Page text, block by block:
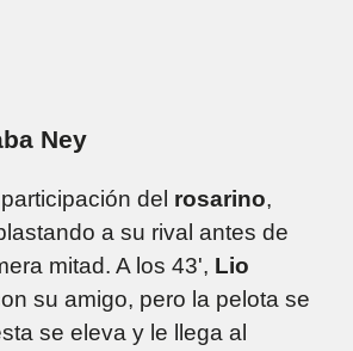
Ney
del rosarino,
a su rival antes de
mitad. A los 43', Lio
su amigo, pero la pelota se
se eleva y le llega al